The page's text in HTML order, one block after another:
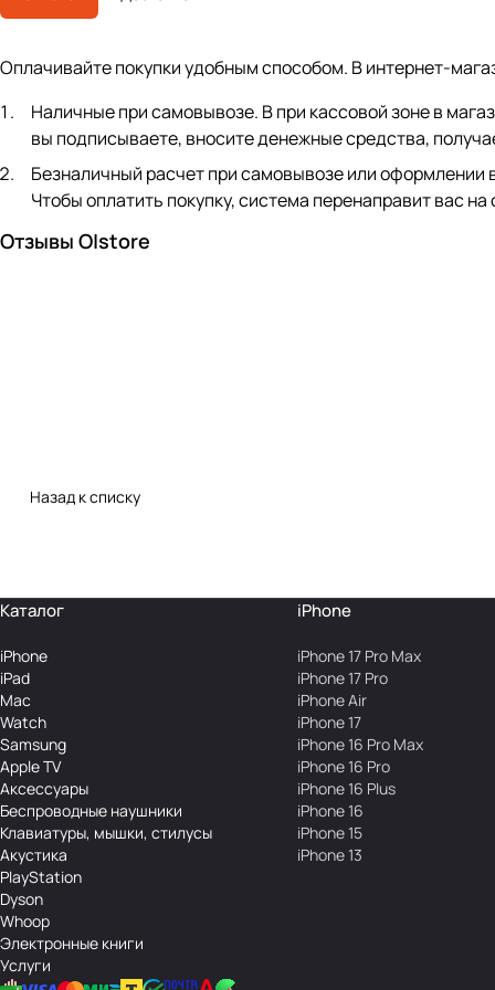
Оплачивайте покупки удобным способом. В интернет-
Наличные при самовывозе. В при кассовой зоне в
вы подписываете, вносите денежные средства,
Безналичный расчет при самовывозе или оформлении
Чтобы оплатить покупку, система перенаправит вас
Отзывы O|store
Назад к списку
Каталог
iPhone
iPad
Mac
Watch
Samsung
Apple TV
Аксесcуары
Беcпроводные наушники
Клавиатуры, мышки, стилусы
Акустика
PlayStation
Dyson
Whoop
Электронные книги
Услуги
iPhone
iPhone 17 Pro Max
iPhone 17 Pro
iPhone Air
iPhone 17
iPhone 16 Pro Max
iPhone 16 Pro
iPhone 16 Plus
iPhone 16
iPhone 15
iPhone 13